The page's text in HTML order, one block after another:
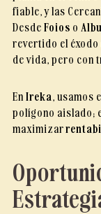
fiable, y las
Desde Foios o
revertido el
de vida, pero con
En Ireka, usamos
polígono aislado;
maximizar